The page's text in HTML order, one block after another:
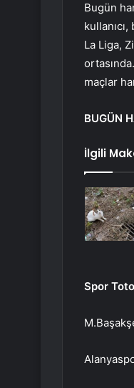
Bugün
La Liga,
maçlar
BUGÜN
İlgili
Spor